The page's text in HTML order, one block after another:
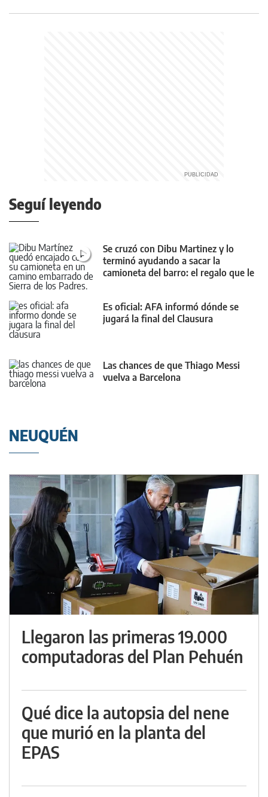
Seguí leyendo
Se cruzó con Dibu Martinez y lo
terminó ayudando a sacar la
camioneta del barro: el regalo que le
Es oficial: AFA informó dónde se
jugará la final del Clausura
Las chances de que Thiago Messi
vuelva a Barcelona
NEUQUÉN
Llegaron las primeras 19.000
computadoras del Plan Pehuén
Qué dice la autopsia del nene
que murió en la planta del
EPAS